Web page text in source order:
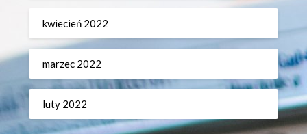
kwiecień 2022
marzec 2022
luty 2022